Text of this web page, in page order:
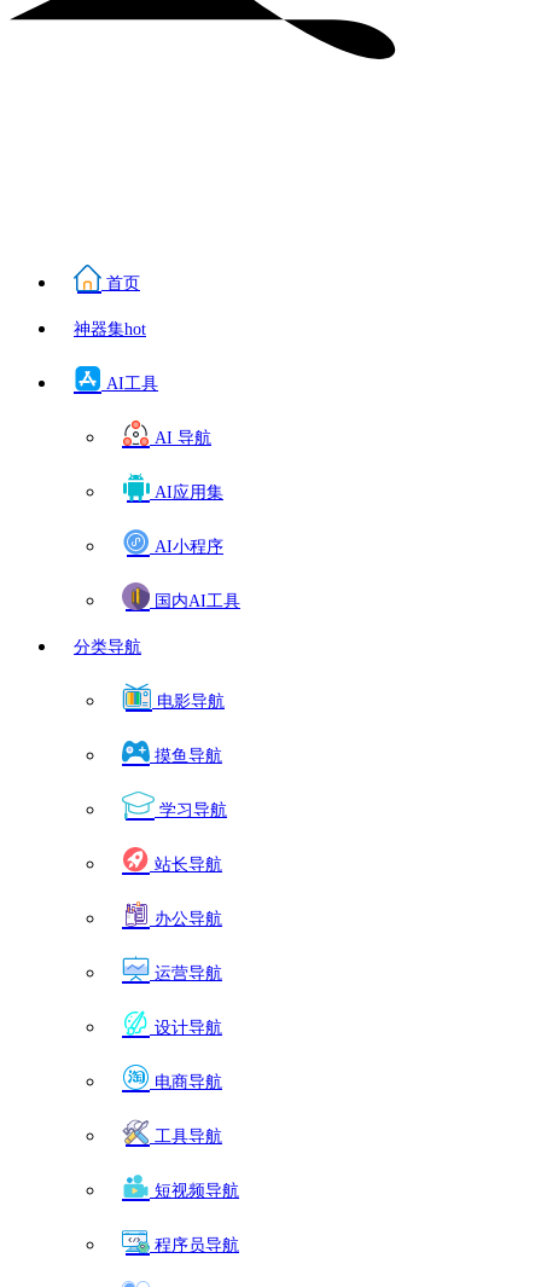
首页
神器集hot
AI工具
AI 导航
AI应用集
AI小程序
国内AI工具
分类导航
电影导航
摸鱼导航
学习导航
站长导航
办公导航
运营导航
设计导航
电商导航
工具导航
短视频导航
程序员导航